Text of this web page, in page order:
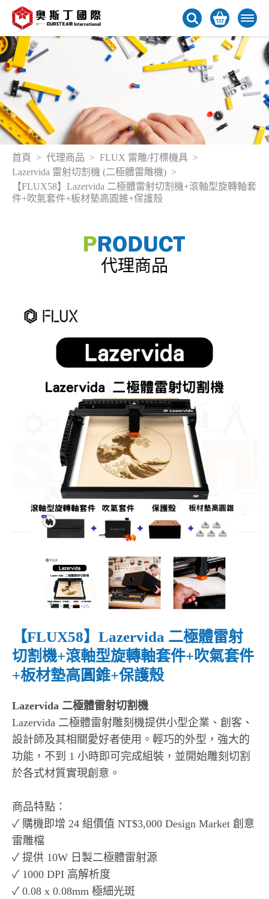
首頁 代理商品
FLUX 雷雕/打標機具
Lazervida 雷射切割機 (二極體雷雕機)
【FLUX58】Lazervida 二極體雷射切割機+滾軸型旋轉軸套
件+吹氣套件+板材墊高圓錐+保護殼
代理商品
【FLUX58】Lazervida 二極體雷射
切割機+滾軸型旋轉軸套件+吹氣套件
+板材墊高圓錐+保護殼
Lazervida 二極體雷射切割機
Lazervida 二極體雷射雕刻機提供小型企業、創客、
設計師及其相關愛好者使用。輕巧的外型，強大的
功能，不到 1 小時即可完成組裝，並開始雕刻切割
於各式材質實現創意。
商品特點：
✓ 購機即增 24 組價值 NT$3,000 Design Market 創意
雷雕檔
✓ 提供 10W 日製二極體雷射源
✓ 1000 DPI 高解析度
✓ 0.08 x 0.08mm 極細光斑